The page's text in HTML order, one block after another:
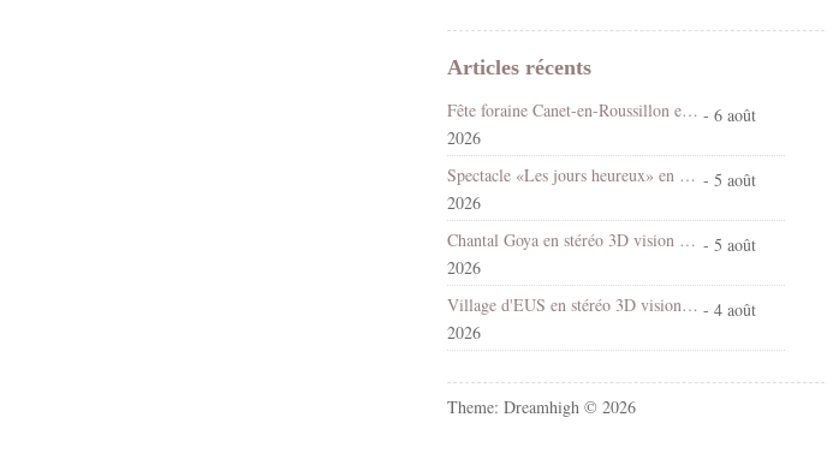
Articles récents
Fête foraine Canet-en-Roussillon en stéréo 3D vision croisée - 6 août
2026
Spectacle «Les jours heureux» en 3D stéréo vision croisée - 5 août
2026
Chantal Goya en stéréo 3D vision croisée - 5 août
2026
Village d'EUS en stéréo 3D vision croisée - 4 août
2026
Theme: Dreamhigh © 2026